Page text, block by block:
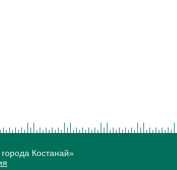
Костанай»